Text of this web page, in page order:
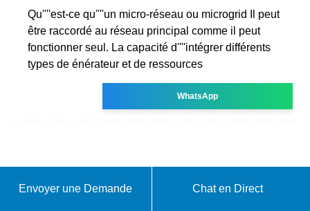
Qu''''est-ce qu''''un micro-réseau ou microgrid Il peut
être raccordé au réseau principal comme il peut
fonctionner seul. La capacité d''''intégrer différents
types de énérateur et de ressources
WhatsApp
Envoyer une Demande Chat en Direct